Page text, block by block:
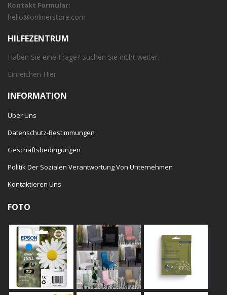
Kontakt Formular:
hello@onlinerstore.com
HILFEZENTRUM
Haben Sie eine Frage? Suchen Sie nicht weiter.
Einreichen Hier
INFORMATION
Über Uns
Datenschutz-Bestimmungen
Geschäftsbedingungen
Politik Der Sozialen Verantwortung Von Unternehmen
Kontaktieren Uns
FOTO